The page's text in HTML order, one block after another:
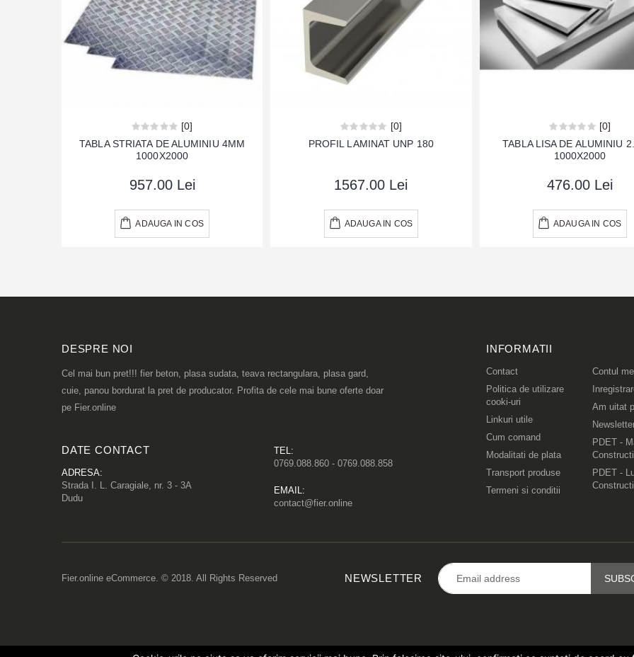
[0]
TABLA STRIATA DE ALUMINIU 4MM
1000X2000
957.00 Lei
ADAUGA IN COS
[0]
PROFIL LAMINAT UNP 180
1567.00 Lei
ADAUGA IN COS
[0]
TABLA LISA DE ALUMINIU
1000X2000
476.00 Lei
ADAUGA IN COS
DESPRE NOI
Cel mai bun pret!!! fier beton, plasa sudata, teava rectangulara, plasa gard,
cuie, panou bordurat la pret de producator. Profita de cele mai bune oferte doar
pe Fier.online
DATE CONTACT
ADRESA:
Strada I. L. Caragiale, nr. 3 - 3A
Dudu
TEL:
0769.088.860 - 0769.088.858
EMAIL:
contact@fier.online
INFORMATII
Contact
Politica de utilizare
cooki-uri
Linkuri utile
Cum comand
Modalitati de plata
Transport produse
Termeni si conditii
Contul
Am uitat
PDET -
PDET -
Fier.online eCommerce. © 2018. All Rights Reserved NEWSLETTER